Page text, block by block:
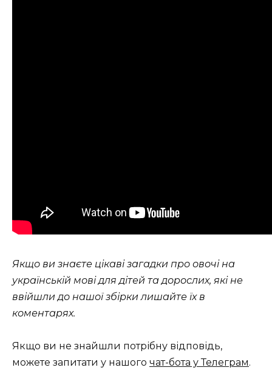
Якщо ви знаєте цікаві загадки про овочі на
українській мові для дітей та дорослих, які не
ввійшли до нашої збірки лишайте їх в
коментарях.
Якщо ви не знайшли потрібну відповідь,
можете запитати у нашого чат-бота у Телеграм.